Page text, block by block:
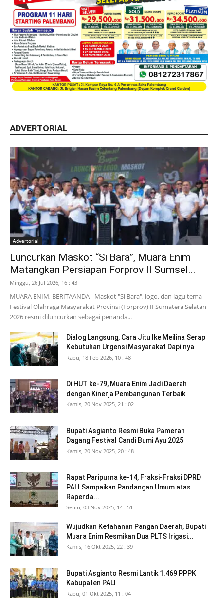
ADVERTORIAL
Advertorial
Luncurkan Maskot “Si Bara”, Muara Enim
Matangkan Persiapan Forprov II Sumsel...
Minggu, 26 Jul 2026, 16 : 43
MUARA ENIM, BERITAANDA - Maskot "Si Bara", logo, dan lagu tema
Festival Olahraga Masyarakat Provinsi (Forprov) II Sumatera Selatan
2026 resmi diluncurkan sebagai penanda...
Dialog Langsung, Cara Jitu Ike Meilina Serap
Kebutuhan Urgensi Masyarakat Dapilnya
Rabu, 18 Feb 2026, 10 : 48
Di HUT ke-79, Muara Enim Jadi Daerah
dengan Kinerja Pembangunan Terbaik
Kamis, 20 Nov 2025, 21 : 02
Bupati Asgianto Resmi Buka Pameran
Dagang Festival Candi Bumi Ayu 2025
Kamis, 20 Nov 2025, 20 : 48
Rapat Paripurna ke-14, Fraksi-Fraksi DPRD
PALI Sampaikan Pandangan Umum atas
Raperda...
Senin, 03 Nov 2025, 14 : 51
Wujudkan Ketahanan Pangan Daerah, Bupati
Muara Enim Resmikan Dua PLTS Irigasi...
Kamis, 16 Okt 2025, 22 : 39
Bupati Asgianto Resmi Lantik 1.469 PPPK
Kabupaten PALI
Rabu, 01 Okt 2025, 11 : 04